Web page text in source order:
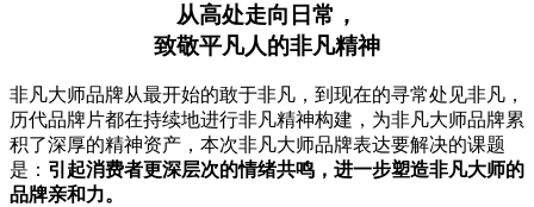
从高处走向日常，
致敬平凡人的非凡精神
非凡大师品牌从最开始的敢于非凡，到现在的寻常处见非凡，
历代品牌片都在持续地进行非凡精神构建，为非凡大师品牌累
积了深厚的精神资产，本次非凡大师品牌表达要解决的课题
是： 引起消费者更深层次的情绪共鸣，进一步塑造非凡大师的
品牌亲和力。